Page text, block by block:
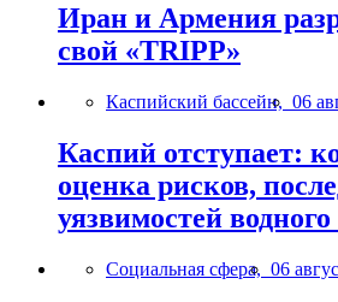
Иран и Армения
свой «TRIPP»
Каспийский бассейн, 06
Каспий отступает:
оценка рисков,
уязвимостей водного
Социальная сфера, 06